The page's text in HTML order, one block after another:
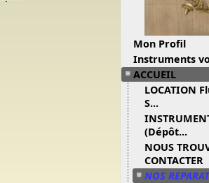
Mon Profil
Instruments
ACCUEIL
LOCATION
S...
(Dépôt...
NOUS
CONTACTER
NOS